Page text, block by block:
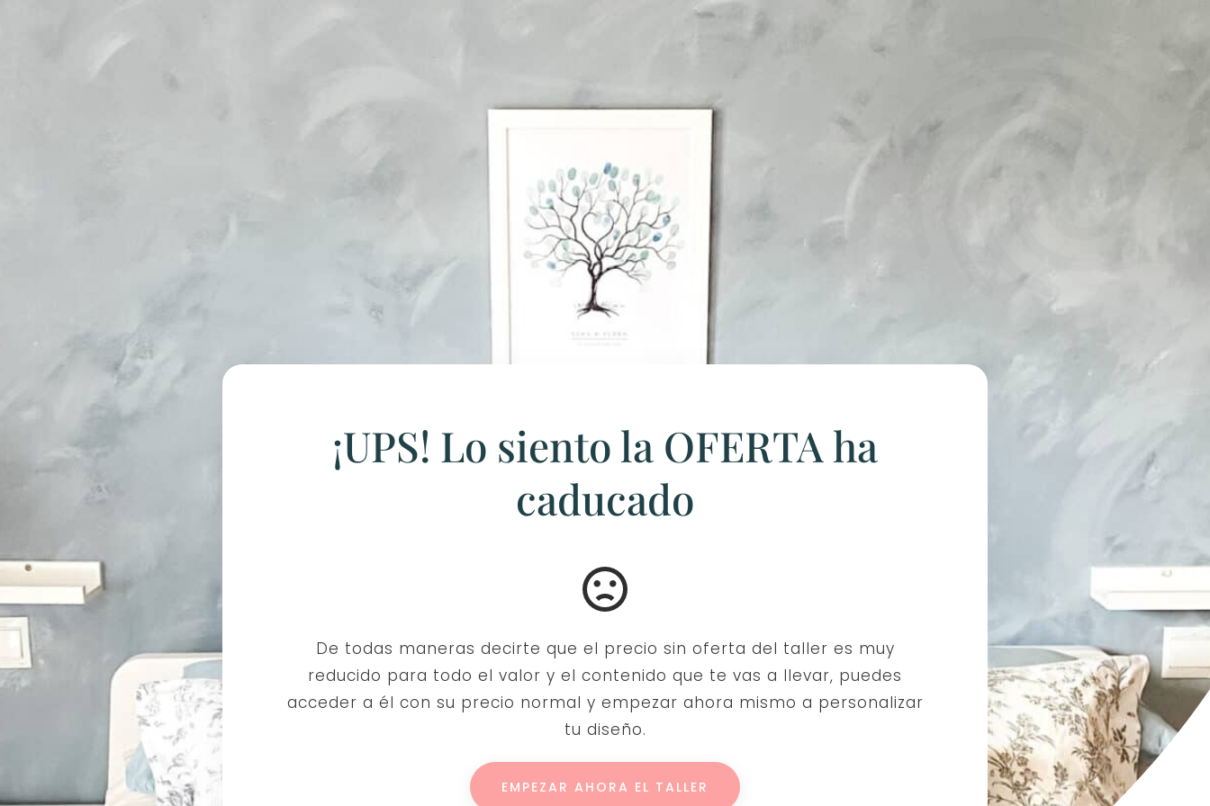
¡UPS! Lo siento la OFERTA ha
caducado
De todas maneras decirte que el precio sin oferta del taller es muy
reducido para todo el valor y el contenido que te vas a llevar, puedes
acceder a él con su precio normal y empezar ahora mismo a personalizar
tu diseño.
EMPEZAR AHORA EL TALLER